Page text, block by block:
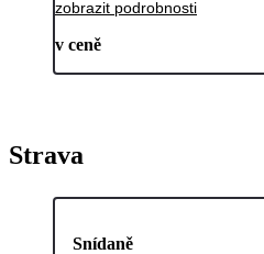
zobrazit podrobnosti
v ceně
Strava
Snídaně